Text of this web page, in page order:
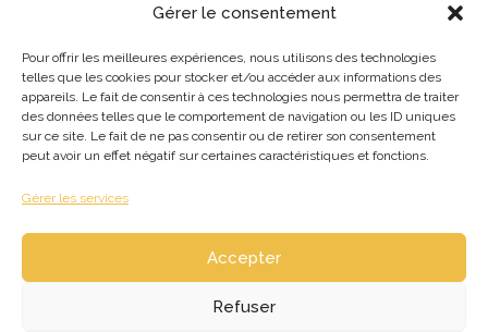
Gérer le consentement
Pour offrir les meilleures expériences, nous utilisons des technologies
telles que les cookies pour stocker et/ou accéder aux informations des
appareils. Le fait de consentir à ces technologies nous permettra de traiter
des données telles que le comportement de navigation ou les ID uniques
sur ce site. Le fait de ne pas consentir ou de retirer son consentement
peut avoir un effet négatif sur certaines caractéristiques et fonctions.
Gérer les services
Accepter
Refuser
Bibles
Dictionnaires
Éditions
Livres